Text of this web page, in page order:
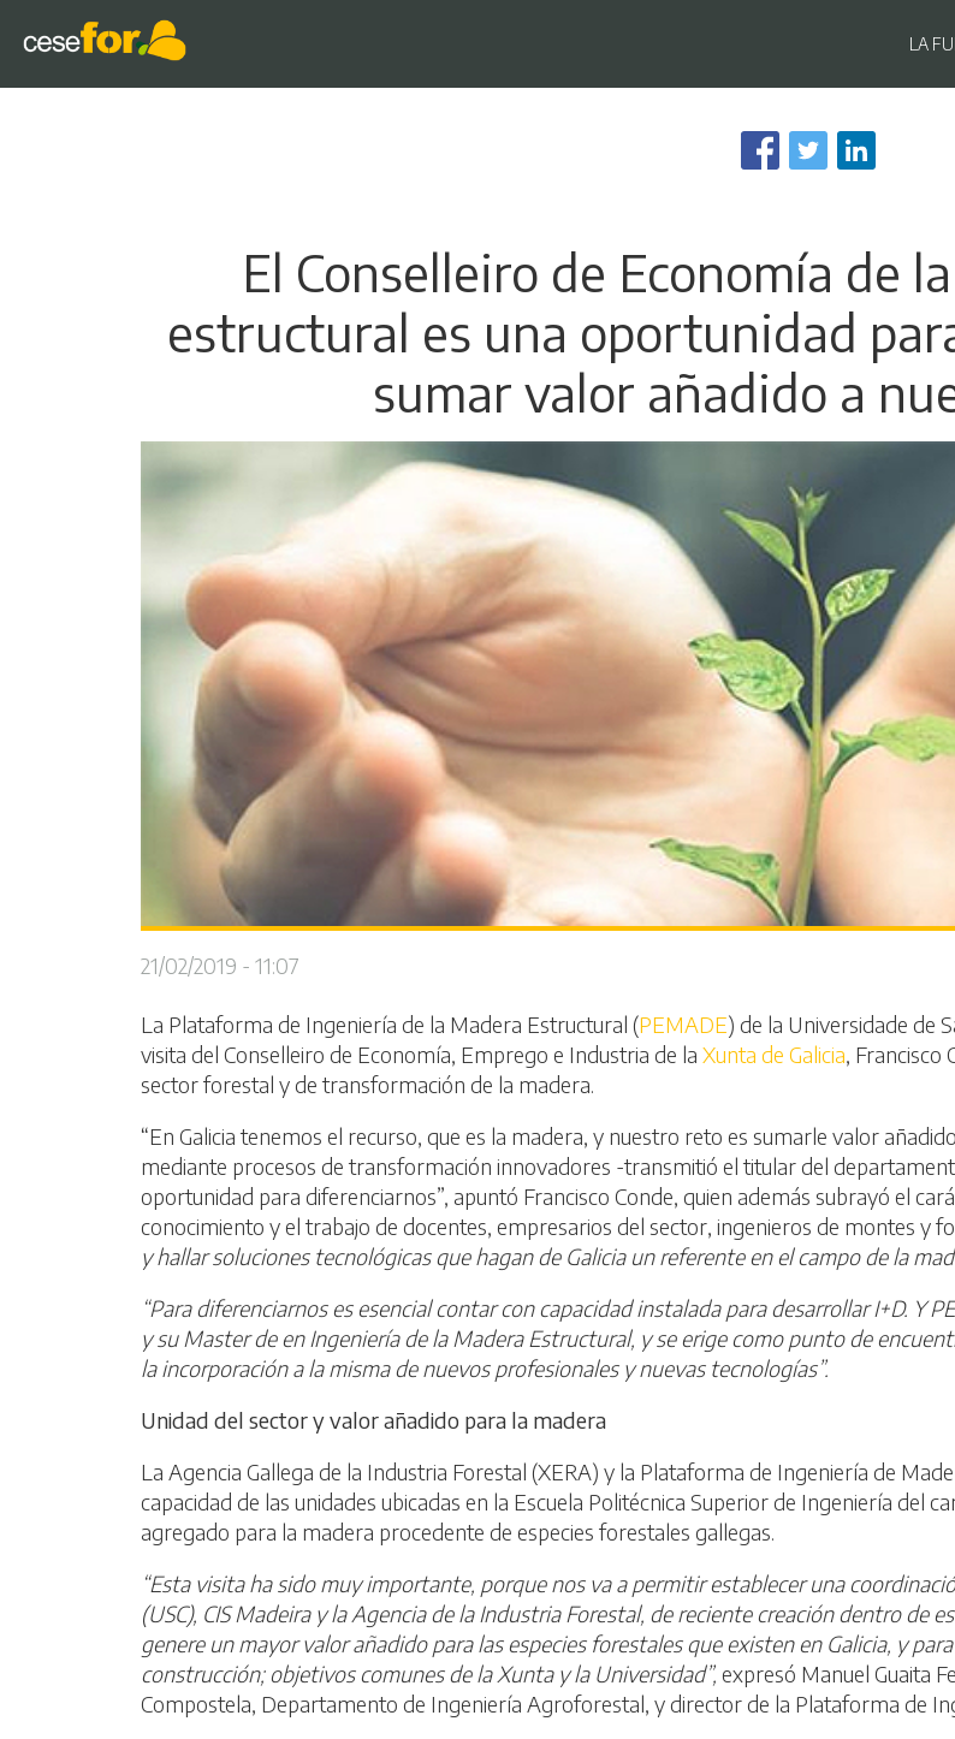
al
contenido
LA
El Conselleiro de Economía de
estructural es una oportunidad
sumar valor añadido a
21/02/2019 - 11:07
La Plataforma de Ingeniería de la Madera Estructural (PEMADE) de la Universidade de
visita del Conselleiro de Economía, Emprego e Industria de la Xunta de Galicia ,
sector forestal y de transformación de la madera.
“En Galicia tenemos el recurso, que es la madera, y nuestro reto es sumarle valor
mediante procesos de transformación innovadores -transmitió el titular del
oportunidad para diferenciarnos”, apuntó Francisco Conde, quien además subrayó el
conocimiento y el trabajo de docentes, empresarios del sector, ingenieros de montes y
y hallar soluciones tecnológicas que hagan de Galicia un referente en el campo de la
“Para diferenciarnos es esencial contar con capacidad instalada para desarrollar I+D. Y
y su Master de en Ingeniería de la Madera Estructural, y se erige como punto de
la incorporación a la misma de nuevos profesionales y nuevas tecnologías”.
Unidad del sector y valor añadido para la madera
La Agencia Gallega de la Industria Forestal (XERA) y la Plataforma de Ingeniería de
capacidad de las unidades ubicadas en la Escuela Politécnica Superior de Ingeniería del
agregado para la madera procedente de especies forestales gallegas.
“Esta visita ha sido muy importante, porque nos va a permitir establecer una
(USC), CIS Madeira y la Agencia de la Industria Forestal, de reciente creación dentro de
genere un mayor valor añadido para las especies forestales que existen en Galicia, y
construcción; objetivos comunes de la Xunta y la Universidad”, expresó Manuel Guaita
Compostela, Departamento de Ingeniería Agroforestal, y director de la Plataforma de